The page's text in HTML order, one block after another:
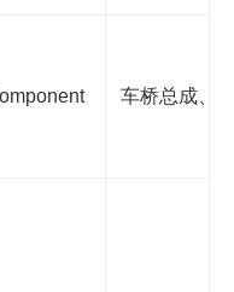
车桥总成、